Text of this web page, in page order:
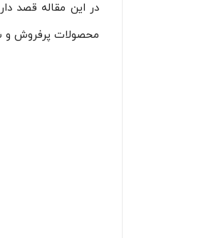
در این مقاله قصد
محصولات پرفروش و